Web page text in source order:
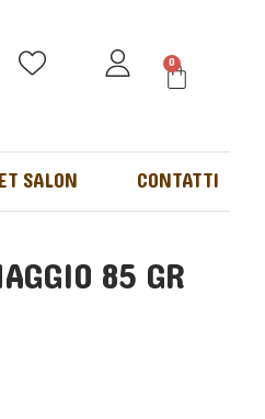
0
SALON CONTATTI
85 GR